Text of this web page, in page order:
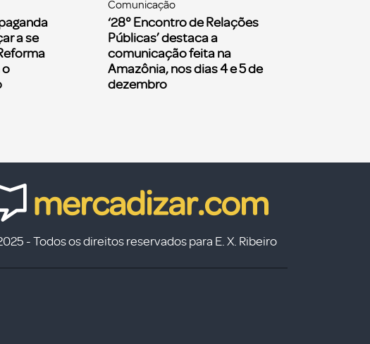
a se
o
Comunicação
‘28° Encontro de Relações
Públicas’ destaca a
comunicação feita na
Amazônia, nos dias 4 e 5 de
dezembro
- Todos os direitos reservados para E. X. Ribeiro